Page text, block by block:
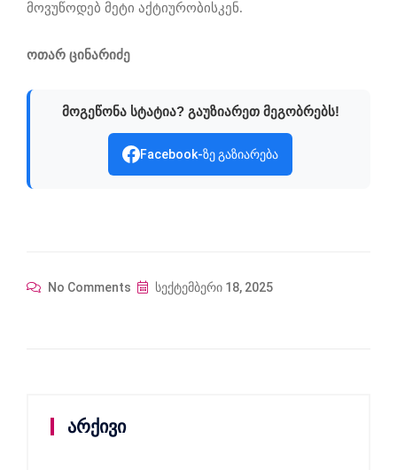
მოვუწოდებ მეტი აქტიურობისკენ.
ოთარ ცინარიძე
მოგეწონა სტატია? გაუზიარეთ მეგობრებს!
Facebook-ზე გაზიარება
No Comments სექტემბერი 18, 2025
არქივი